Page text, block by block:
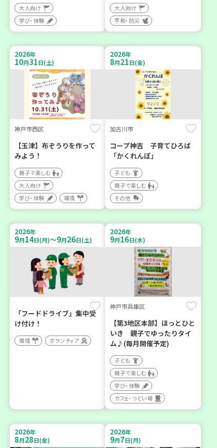
大人向け
学び・体験
大人向け
平和・防災
2026年
10月31日(土)
神戸市西区
【玉津】布ぞうりを作って
みよう！
親子で楽しむ
大人向け
学び・体験
環境
2026年
8月21日(金)
加古川市
コープ神吉 子育てひろば
「かくれんぼ」
子ども
親子で楽しむ
その他
2026年
9月14日(月)～9月26日(土)
「フードドライブ」集中受
け付け！
環境 ボランティア
2026年
9月16日(水)
神戸市兵庫区
【第3地区本部】ほっとひと
いき 親子でゆったりタイ
ム♪(毎月開催予定)
子ども
親子で楽しむ
学び・体験
カフェ・つどい場
2026年
8月28日(金)
2026年
9月7日(月)